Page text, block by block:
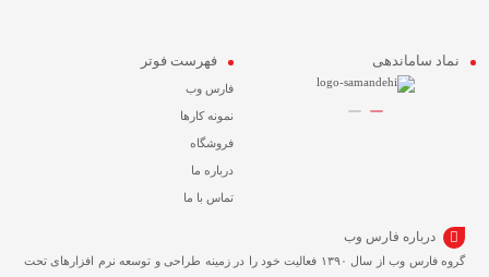
نماد ساماندهی فهرست فوتر
فارس وب
نمونه کارها
فروشگاه
درباره ما
تماس با ما
درباره فارس وب
گروه فارس وب از سال ۱۳۹۰ فعالیت خود را در زمینه طراحی و توسعه نرم افزارهای تحت